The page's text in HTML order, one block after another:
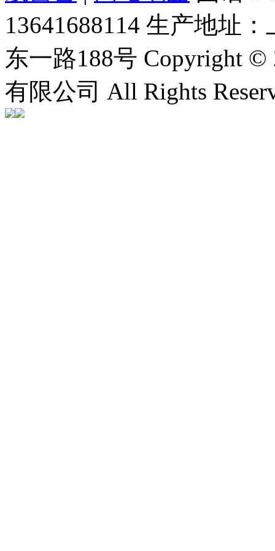
13641688114 生产地址：
东一路188号 Copyright ©
有限公司 All Rights